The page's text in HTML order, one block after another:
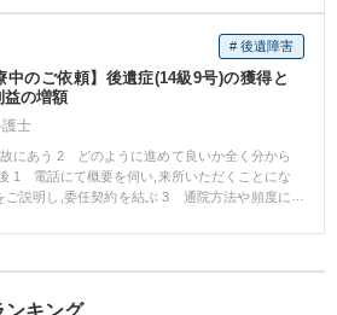
断書を取得し、後遺障害の申請をする ４ 後遺
５ 保険会社に保有資料の開示と賠償額の提示
慰謝料等様々な問題がある提案であったが、特
あったことで将来獲得できるはずであった賃金
踏まえた賠償金）が極めて安い金額の提示であ
や現在の体の状態を説明し、労働能力喪失期
する際に考慮する後遺症によって労働能力が減
も短すぎることを説明し、喪失期間の伸長とそ
増額の交渉をする ８ 労働能力喪失期間の伸長
も大幅に増加し、和解する 【弁護士からのコ
を判断する機関では、単に診断書が発行され
# 後遺障害
中のご依頼】後遺症(14級9号)の獲得と
益の増額
士
にあう 2 どのように進めて良いか全く分から
1 電話にて概要を伺い,来所いただくことにな
説明し,委任契約を結ぶ 3 通院方法や頻度に
後遺障害14級9号が認定される 5 保険会社に
できなくなる可能性を踏まえた賠償金)が極め
ンキング